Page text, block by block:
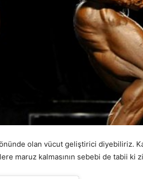
olan vücut geliştirici diyebiliriz.
maruz kalmasının sebebi de tabii ki